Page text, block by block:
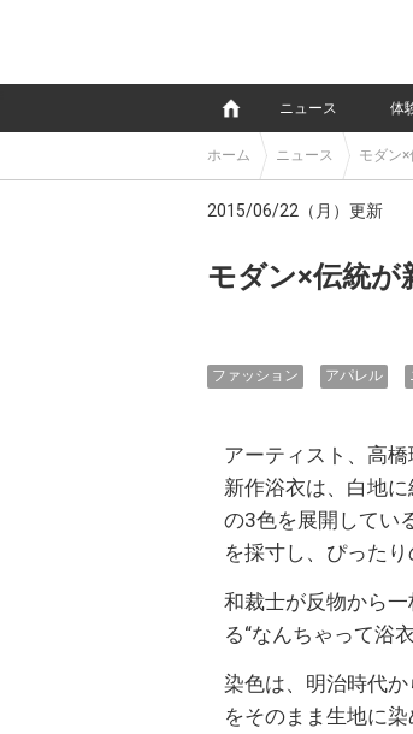
ニュース 体
ホーム ニュース モダン
2015/06/22（月）更新
モダン×伝統が
ファッション アパレル
アーティスト、高橋
新作浴衣は、白地
の3色を展開してい
を採寸し、ぴったり
和裁士が反物から
る“なんちゃって浴
染色は、明治時代
をそのまま生地に